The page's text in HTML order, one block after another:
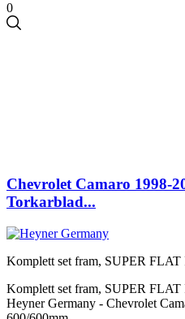
0
Chevrolet Camaro 1998-
Torkarblad...
Komplett set fram, SUPER
Komplett set fram, SUPER
Heyner Germany - Chevrolet